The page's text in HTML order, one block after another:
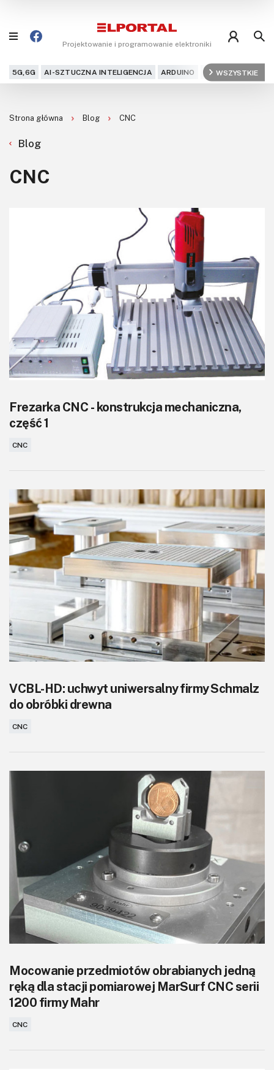
Projektowanie i programowanie elektroniki
5G,6G AI-SZTUCZNA INTELIGENCJA ARDUINO ARM AUDIO
WSZYSTKIE
KITy AVT
Kontakt
Newsletter
Magazyny
Strona główna Blog CNC
Blog
CNC
Frezarka CNC - konstrukcja mechaniczna,
część 1
CNC
VCBL-HD: uchwyt uniwersalny firmy Schmalz
do obróbki drewna
CNC
Mocowanie przedmiotów obrabianych jedną
ręką dla stacji pomiarowej MarSurf CNC serii
1200 firmy Mahr
CNC